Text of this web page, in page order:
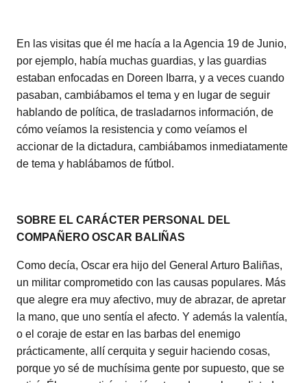
En las visitas que él me hacía a la Agencia 19 de Junio,
por ejemplo, había muchas guardias, y las guardias
estaban enfocadas en Doreen Ibarra, y a veces cuando
pasaban, cambiábamos el tema y en lugar de seguir
hablando de política, de trasladarnos información, de
cómo veíamos la resistencia y como veíamos el
accionar de la dictadura, cambiábamos inmediatamente
de tema y hablábamos de fútbol.
SOBRE EL CARÁCTER PERSONAL DEL
COMPAÑERO OSCAR BALIÑAS
Como decía, Oscar era hijo del General Arturo Baliñas,
un militar comprometido con las causas populares. Más
que alegre era muy afectivo, muy de abrazar, de apretar
la mano, que uno sentía el afecto. Y además la valentía,
o el coraje de estar en las barbas del enemigo
prácticamente, allí cerquita y seguir haciendo cosas,
porque yo sé de muchísima gente por supuesto, que se